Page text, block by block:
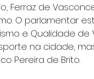
Ferraz de
O parlamentar
e Qualidade
na cidade,
Pereira de Brito.